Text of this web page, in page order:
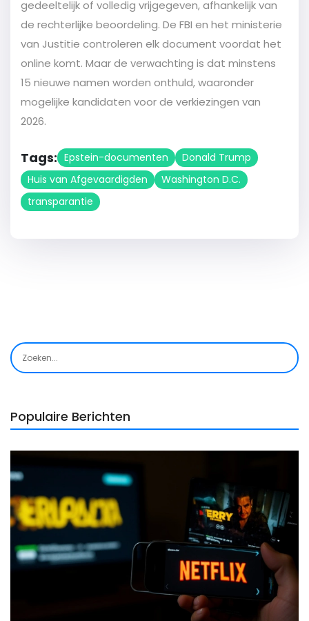
gedeeltelijk of volledig vrijgegeven, afhankelijk van
de rechterlijke beoordeling. De FBI en het ministerie
van Justitie controleren elk document voordat het
online komt. Maar de verwachting is dat minstens
15 nieuwe namen worden onthuld, waaronder
mogelijke kandidaten voor de verkiezingen van
2026.
Tags: Epstein-documenten
Donald Trump
Huis van Afgevaardigden
Washington D.C.
transparantie
Populaire Berichten